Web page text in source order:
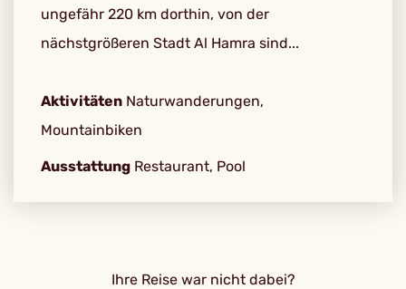
ungefähr 220 km dorthin, von der
nächstgrößeren Stadt Al Hamra sind...
Aktivitäten Naturwanderungen,
Mountainbiken
Ausstattung Restaurant, Pool
Ihre Reise war nicht dabei?